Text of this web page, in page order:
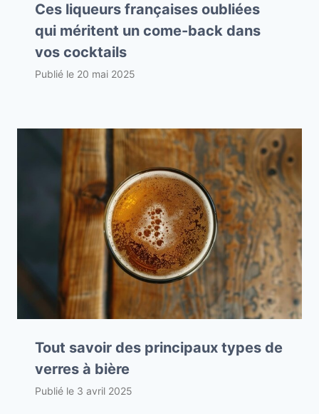
Ces liqueurs françaises oubliées
qui méritent un come-back dans
vos cocktails
Publié le 20 mai 2025
Tout savoir des principaux types de
verres à bière
Publié le 3 avril 2025